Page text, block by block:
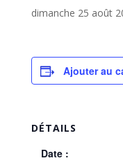
dimanche 25 août
Ajouter au
DÉTAILS
Date :